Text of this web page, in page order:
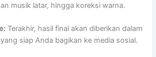
musik latar, hingga koreksi warna.
Terakhir, hasil final akan diberikan dalam
siap Anda bagikan ke media sosial.